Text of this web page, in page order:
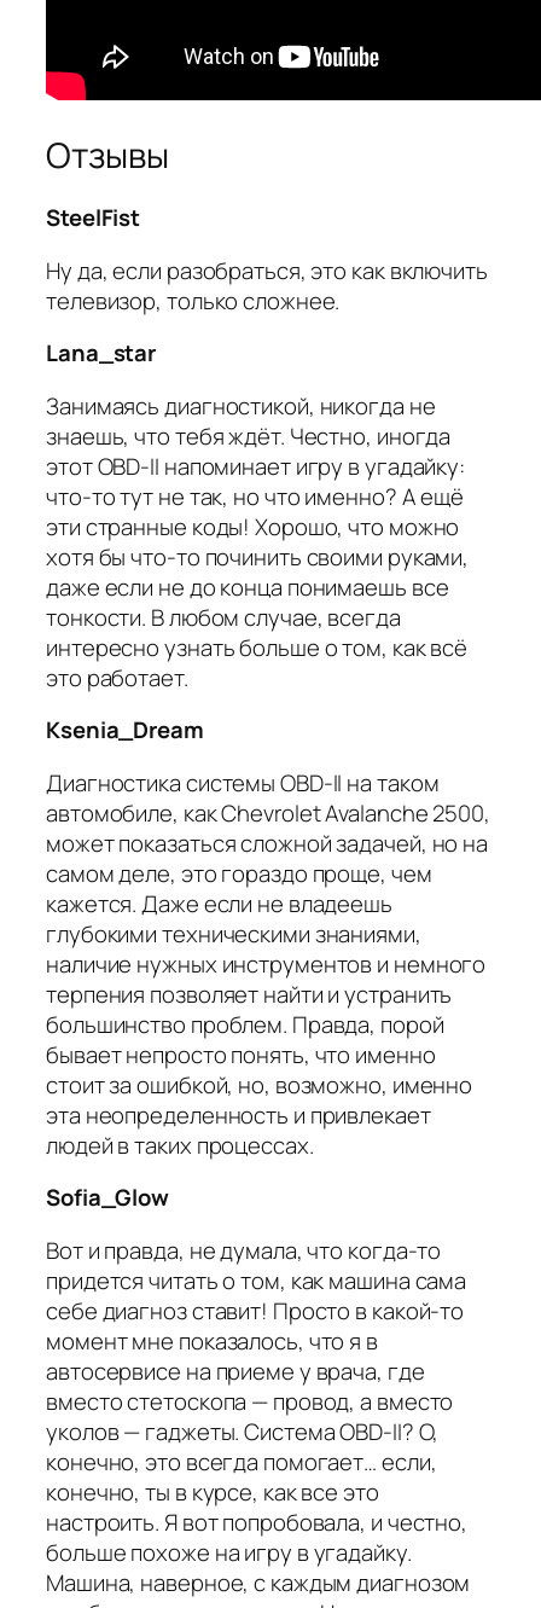
Отзывы
SteelFist
Ну да, если разобраться, это как включить
телевизор, только сложнее.
Lana_star
Занимаясь диагностикой, никогда не
знаешь, что тебя ждёт. Честно, иногда
этот OBD-II напоминает игру в угадайку:
что-то тут не так, но что именно? А ещё
эти странные коды! Хорошо, что можно
хотя бы что-то починить своими руками,
даже если не до конца понимаешь все
тонкости. В любом случае, всегда
интересно узнать больше о том, как всё
это работает.
Ksenia_Dream
Диагностика системы OBD-II на таком
автомобиле, как Chevrolet Avalanche 2500,
может показаться сложной задачей, но на
самом деле, это гораздо проще, чем
кажется. Даже если не владеешь
глубокими техническими знаниями,
наличие нужных инструментов и немного
терпения позволяет найти и устранить
большинство проблем. Правда, порой
бывает непросто понять, что именно
стоит за ошибкой, но, возможно, именно
эта неопределенность и привлекает
людей в таких процессах.
Sofia_Glow
Вот и правда, не думала, что когда-то
придется читать о том, как машина сама
себе диагноз ставит! Просто в какой-то
момент мне показалось, что я в
автосервисе на приеме у врача, где
вместо стетоскопа — провод, а вместо
уколов — гаджеты. Система OBD-II? О,
конечно, это всегда помогает… если,
конечно, ты в курсе, как все это
настроить. Я вот попробовала, и честно,
больше похоже на игру в угадайку.
Машина, наверное, с каждым диагнозом